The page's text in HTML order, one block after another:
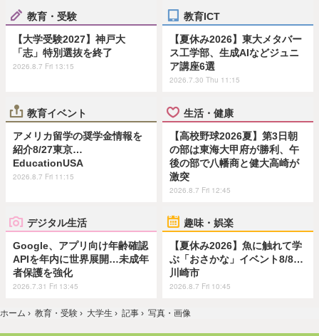
教育・受験
【大学受験2027】神戸大
「志」特別選抜を終了
2026.8.7 Fri 13:15
教育ICT
【夏休み2026】東大メタバー
ス工学部、生成AIなどジュニ
ア講座6選
2026.7.30 Thu 11:15
教育イベント
アメリカ留学の奨学金情報を
紹介8/27東京…
EducationUSA
2026.8.7 Fri 11:15
生活・健康
【高校野球2026夏】第3日朝
の部は東海大甲府が勝利、午
後の部で八幡商と健大高崎が
激突
2026.8.7 Fri 12:45
デジタル生活
Google、アプリ向け年齢確認
APIを年内に世界展開…未成年
者保護を強化
2026.7.31 Fri 13:45
趣味・娯楽
【夏休み2026】魚に触れて学
ぶ「おさかな」イベント8/8…
川崎市
2026.8.7 Fri 10:45
ホーム › 教育・受験 › 大学生 › 記事 › 写真・画像